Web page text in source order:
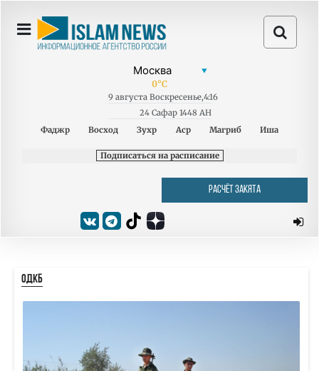
0°C
9 августа Воскресенье,4:16
24 Сафар 1448 AH
Фаджр
Восход Зухр Аср Магриб Иша
Подписаться на расписание
РАСЧЁТ ЗАКЯТА
ОДКБ